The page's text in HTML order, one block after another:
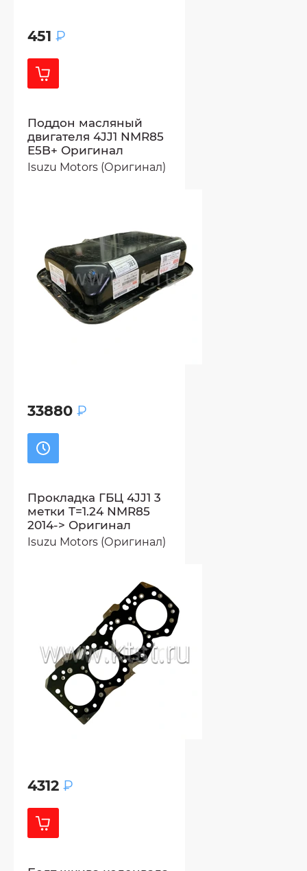
451 ₽
Поддон масляный
двигателя 4JJ1 NMR85
E5B+ Оригинал
Isuzu Motors (Оригинал)
33880 ₽
Прокладка ГБЦ 4JJ1 3
метки T=1.24 NMR85
2014-> Оригинал
Isuzu Motors (Оригинал)
4312 ₽